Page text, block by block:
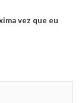
vez que eu